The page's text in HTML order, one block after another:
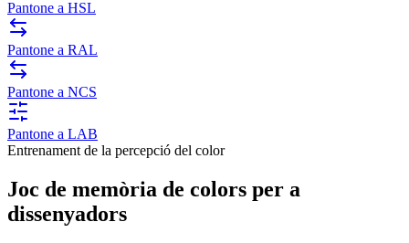
Pantone a HSL
Pantone a RAL
Pantone a NCS
Pantone a LAB
Entrenament de la percepció del color
Joc de memòria de colors per a
dissenyadors